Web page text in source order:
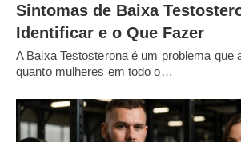
Sintomas de Baixa
Identificar e o Que Fazer
A Baixa Testosterona é um problema que
quanto mulheres em todo o…